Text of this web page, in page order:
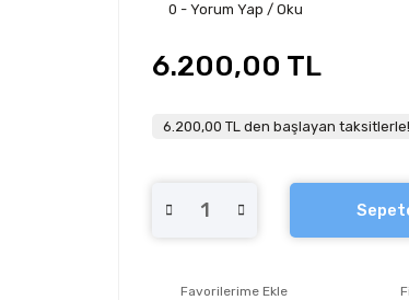
0 - Yorum Yap / Oku
6.200,00 TL
6.200,00 TL den başlayan taksitlerle!